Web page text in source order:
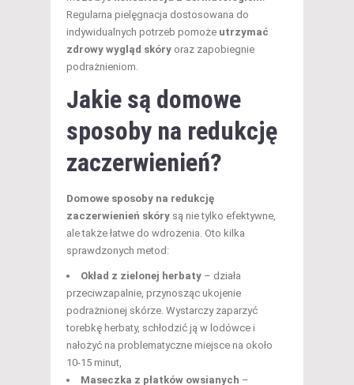
Regularna pielęgnacja dostosowana do
indywidualnych potrzeb pomoże utrzymać
zdrowy wygląd skóry oraz zapobiegnie
podrażnieniom.
Jakie są domowe
sposoby na redukcję
zaczerwienień?
Domowe sposoby na redukcję
zaczerwienień skóry są nie tylko efektywne,
ale także łatwe do wdrożenia. Oto kilka
sprawdzonych metod:
Okład z zielonej herbaty – działa
przeciwzapalnie, przynosząc ukojenie
podrażnionej skórze. Wystarczy zaparzyć
torebkę herbaty, schłodzić ją w lodówce i
nałożyć na problematyczne miejsce na około
10-15 minut,
Maseczka z płatków owsianych –